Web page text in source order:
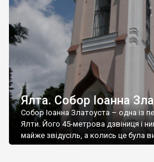
Ялта. Собор Іоанна
Собор Іоанна Златоуста – одна із
Ялти. Його 45-метрова дзвіниця і
майже звідусіль, а колись це була